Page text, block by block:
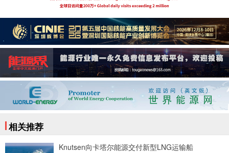
相关推荐
Knutsen向卡塔尔能源交付新型LNG运输船